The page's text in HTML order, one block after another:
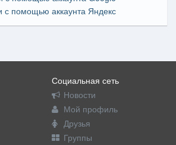
Социальная сеть
Новости
Мой профиль
Друзья
Группы